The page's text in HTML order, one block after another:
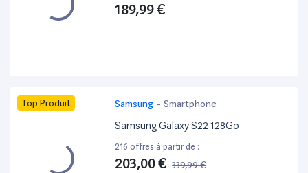
189,99 €
Top Produit Samsung - Smartphone
Samsung Galaxy S22 128Go
216 offres à partir de :
203,00 € 339,99 €